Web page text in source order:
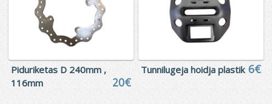
Piduriketas D 240mm ,
116mm
20€
Tunnilugeja hoidja plastik 6€